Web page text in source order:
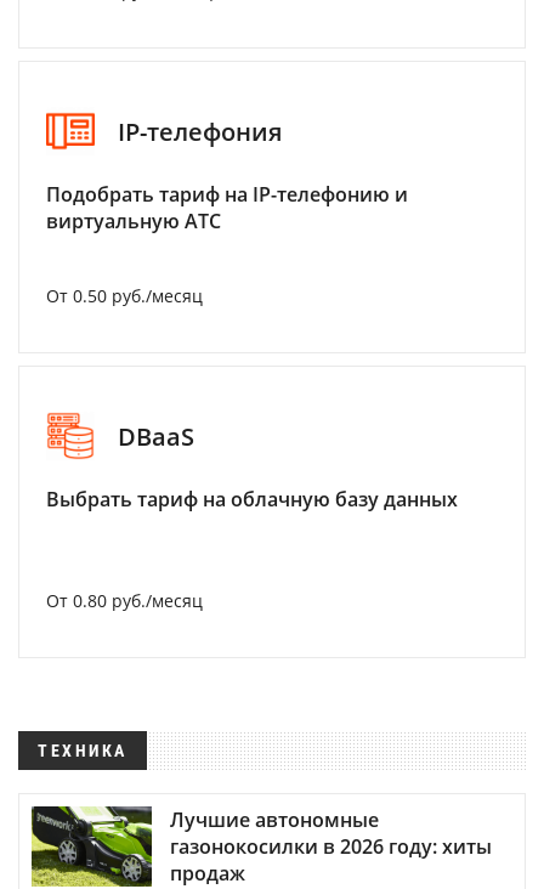
IP-телефония
Подобрать тариф на IP-телефонию и
виртуальную АТС
От 0.50 руб./месяц
DBaaS
Выбрать тариф на облачную базу данных
От 0.80 руб./месяц
ТЕХНИКА
Лучшие автономные
газонокосилки в 2026 году: хиты
продаж